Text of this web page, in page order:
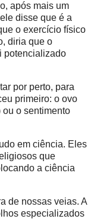
após mais um
disse que é a
o exercício físico
diria que o
potencializado
por perto, para
primeiro: o ovo
o sentimento
em ciência. Eles
que
a ciência
de nossas veias. A
especializados